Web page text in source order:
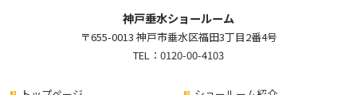
神戸垂水ショールーム
〒655-0013 神戸市垂水区福田3丁目2番4号
TEL： 0120-00-4103